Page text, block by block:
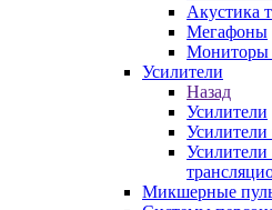
Акустика
Мегафоны
Мониторы
Усилители
Назад
Усилители
Микшерные